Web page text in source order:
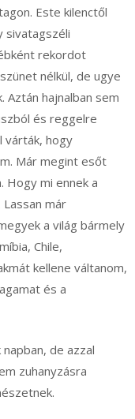
Este kilenctől
sivatagszéli
rekordot
nélkül, de ugye
Aztán hajnalban sem
és reggelre
várták, hogy
Már megint esőt
Hogy mi ennek a
már
a világ bármely
Chile,
kellene váltanom,
és a
de azzal
zuhanyzásra